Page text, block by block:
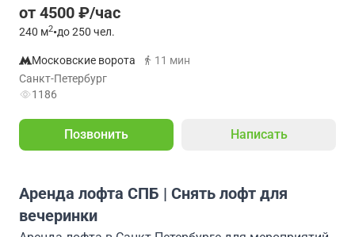
от 4500 ₽/час
240 м2•до 250 чел.
Московские ворота
11 мин
Санкт-Петербург
1186
Позвонить Написать
Аренда лофта СПБ | Снять лофт для
вечеринки